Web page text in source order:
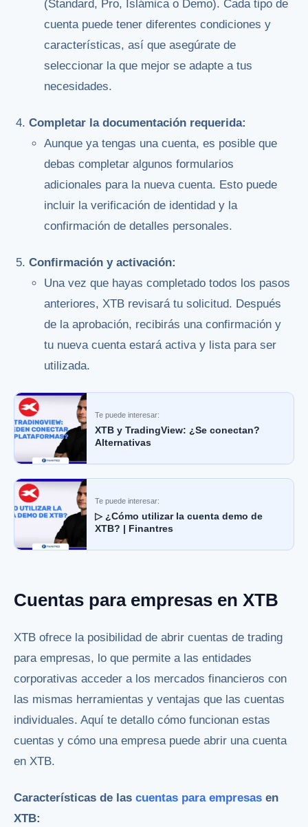
(Standard, Pro, Islámica o Demo). Cada tipo de
cuenta puede tener diferentes condiciones y
características, así que asegúrate de
seleccionar la que mejor se adapte a tus
necesidades.
Completar la documentación requerida:
Aunque ya tengas una cuenta, es posible que
debas completar algunos formularios
adicionales para la nueva cuenta. Esto puede
incluir la verificación de identidad y la
confirmación de detalles personales.
Confirmación y activación:
Una vez que hayas completado todos los pasos
anteriores, XTB revisará tu solicitud. Después
de la aprobación, recibirás una confirmación y
tu nueva cuenta estará activa y lista para ser
utilizada.
Te puede interesar:
XTB y TradingView: ¿Se conectan?
Alternativas
Te puede interesar:
▷ ¿Cómo utilizar la cuenta demo de
XTB? | Finantres
Cuentas para empresas en XTB
XTB ofrece la posibilidad de abrir cuentas de trading
para empresas, lo que permite a las entidades
corporativas acceder a los mercados financieros con
las mismas herramientas y ventajas que las cuentas
individuales. Aquí te detallo cómo funcionan estas
cuentas y cómo una empresa puede abrir una cuenta
en XTB.
Características de las cuentas para empresas en
XTB: